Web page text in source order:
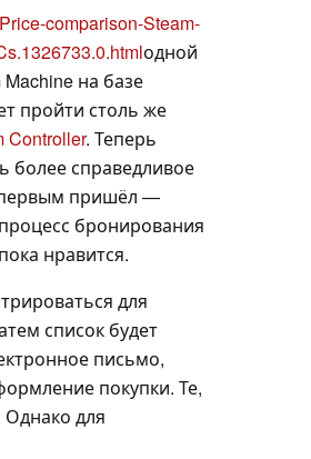
comparison-Steam-
одной
на базе
пройти столь же
Controller. Теперь
более справедливое
пришёл —
бронирования
нравится.
для
список будет
письмо,
покупки. Те,
Однако для